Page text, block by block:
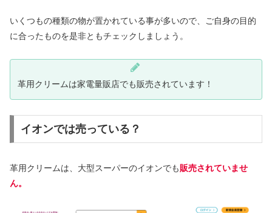
いくつもの種類の物が置かれている事が多いので、ご自身の目的
に合ったものを是非ともチェックしましょう。
革用クリームは家電量販店でも販売されています！
イオンでは売っている？
革用クリームは、大型スーパーのイオンでも 販売されていませ
ん。